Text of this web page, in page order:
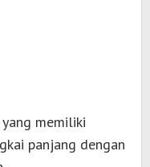
memiliki
panjang dengan